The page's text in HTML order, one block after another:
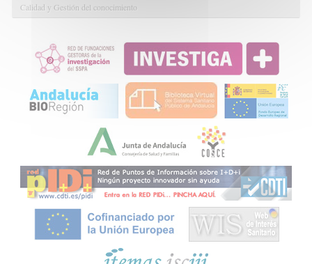
Calidad y Gestión del conocimiento